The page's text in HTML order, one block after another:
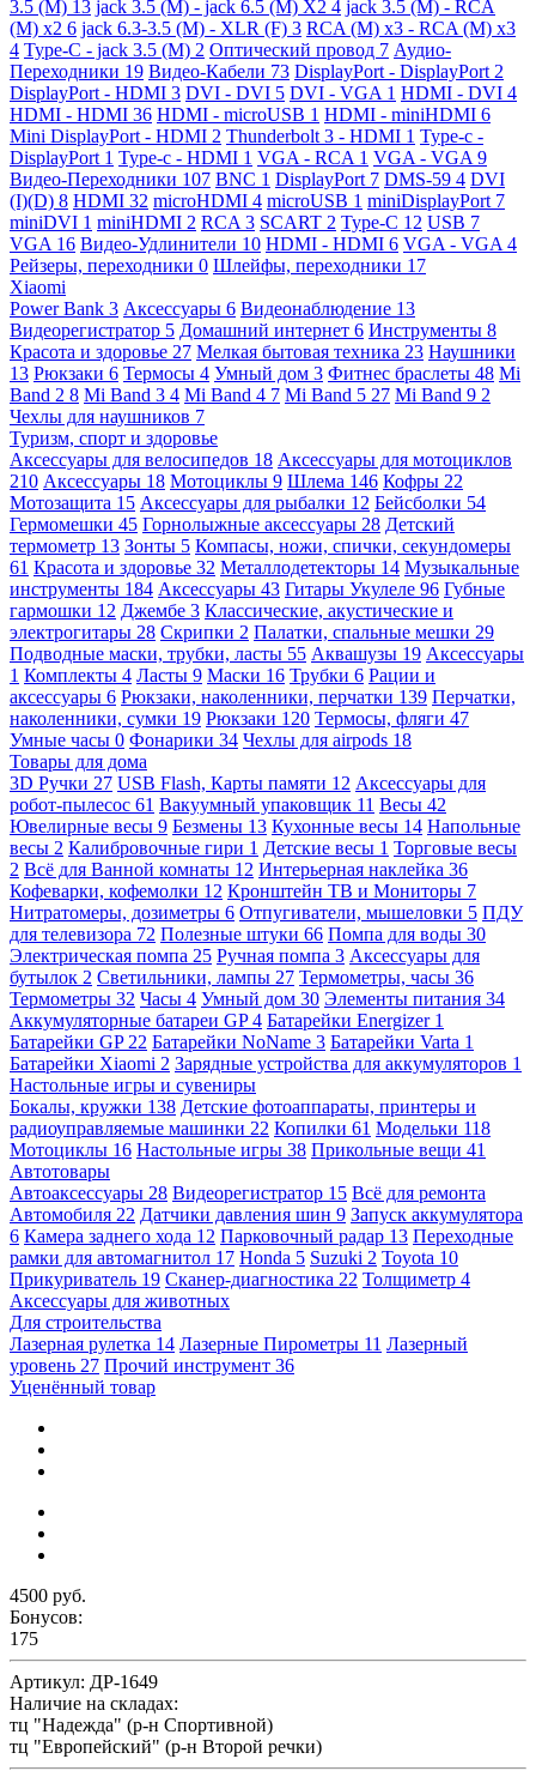
3.5 (M) 13 jack 3.5 (M) - jack 6.5 (M) X2 4 jack 3.5 (M) - RCA
(M) x2 6 jack 6.3-3.5 (M) - XLR (F) 3 RCA (M) x3 - RCA (M) x3
4 Type-C - jack 3.5 (M) 2 Оптический провод 7 Аудио-
Переходники 19 Видео-Кабели 73 DisplayPort - DisplayPort 2
DisplayPort - HDMI 3 DVI - DVI 5 DVI - VGA 1 HDMI - DVI 4
HDMI - HDMI 36 HDMI - microUSB 1 HDMI - miniHDMI 6
Mini DisplayPort - HDMI 2 Thunderbolt 3 - HDMI 1 Type-c -
DisplayPort 1 Type-c - HDMI 1 VGA - RCA 1 VGA - VGA 9
Видео-Переходники 107 BNC 1 DisplayPort 7 DMS-59 4 DVI
(I)(D) 8 HDMI 32 microHDMI 4 microUSB 1 miniDisplayPort 7
miniDVI 1 miniHDMI 2 RCA 3 SCART 2 Type-C 12 USB 7
VGA 16 Видео-Удлинители 10 HDMI - HDMI 6 VGA - VGA 4
Рейзеры, переходники 0 Шлейфы, переходники 17
Xiaomi
Power Bank 3 Аксессуары 6 Видеонаблюдение 13
Видеорегистратор 5 Домашний интернет 6 Инструменты 8
Красота и здоровье 27 Мелкая бытовая техника 23 Наушники
13 Рюкзаки 6 Термосы 4 Умный дом 3 Фитнес браслеты 48 Mi
Band 2 8 Mi Band 3 4 Mi Band 4 7 Mi Band 5 27 Mi Band 9 2
Чехлы для наушников 7
Туризм, спорт и здоровье
Аксессуары для велосипедов 18 Аксессуары для мотоциклов
210 Аксессуары 18 Мотоциклы 9 Шлема 146 Кофры 22
Мотозащита 15 Аксессуары для рыбалки 12 Бейсболки 54
Гермомешки 45 Горнолыжные аксессуары 28 Детский
термометр 13 Зонты 5 Компасы, ножи, спички, секундомеры
61 Красота и здоровье 32 Металлодетекторы 14 Музыкальные
инструменты 184 Аксессуары 43 Гитары Укулеле 96 Губные
гармошки 12 Джембе 3 Классические, акустические и
электрогитары 28 Скрипки 2 Палатки, спальные мешки 29
Подводные маски, трубки, ласты 55 Аквашузы 19 Аксессуары
1 Комплекты 4 Ласты 9 Маски 16 Трубки 6 Рации и
аксессуары 6 Рюкзаки, наколенники, перчатки 139 Перчатки,
наколенники, сумки 19 Рюкзаки 120 Термосы, фляги 47
Умные часы 0 Фонарики 34 Чехлы для airpods 18
Товары для дома
3D Ручки 27 USB Flash, Карты памяти 12 Аксессуары для
робот-пылесос 61 Вакуумный упаковщик 11 Весы 42
Ювелирные весы 9 Безмены 13 Кухонные весы 14 Напольные
весы 2 Калибровочные гири 1 Детские весы 1 Торговые весы
2 Всё для Ванной комнаты 12 Интерьерная наклейка 36
Кофеварки, кофемолки 12 Кронштейн ТВ и Мониторы 7
Нитратомеры, дозиметры 6 Отпугиватели, мышеловки 5 ПДУ
для телевизора 72 Полезные штуки 66 Помпа для воды 30
Электрическая помпа 25 Ручная помпа 3 Аксессуары для
бутылок 2 Светильники, лампы 27 Термометры, часы 36
Термометры 32 Часы 4 Умный дом 30 Элементы питания 34
Аккумуляторные батареи GP4 Батарейки Energizer 1
Батарейки GP 22 Батарейки NoName 3 Батарейки Varta 1
Батарейки Xiaomi 2 Зарядные устройства для аккумуляторов 1
Настольные игры и сувениры
Бокалы, кружки 138 Детские фотоаппараты, принтеры и
радиоуправляемые машинки 22 Копилки 61 Модельки 118
Мотоциклы 16 Настольные игры 38 Прикольные вещи 41
Автотовары
Автоаксессуары 28 Видеорегистратор 15 Всё для ремонта
Автомобиля 22 Датчики давления шин 9 Запуск аккумулятора
6 Камера заднего хода 12 Парковочный радар 13 Переходные
рамки для автомагнитол 17 Honda 5 Suzuki 2 Toyota 10
Прикуриватель 19 Сканер-диагностика 22 Толщиметр 4
Аксессуары для животных
Для строительства
Лазерная рулетка 14 Лазерные Пирометры 11 Лазерный
уровень 27 Прочий инструмент 36
Уценённый товар
4500 руб.
Бонусов:
175
Артикул: ДР-1649
Наличие на складах:
тц "Надежда" (р-н Спортивной)
тц "Европейский" (р-н Второй речки)